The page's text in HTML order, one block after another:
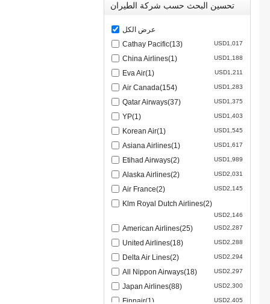
تحسين البحث حسب شركة الطيران
عرض الكل
Cathay Pacific(13)
USD1,017
China Airlines(1) USD1,188
Eva Air(1) USD1,211
Air Canada(154) USD1,283
Qatar Airways(37) USD1,375
YP(1) USD1,403
Korean Air(1) USD1,545
Asiana Airlines(1) USD1,617
Etihad Airways(2) USD1,989
Alaska Airlines(2) USD2,031
Air France(2) USD2,145
Klm Royal Dutch Airlines(2)
USD2,146
American Airlines(25) USD2,287
United Airlines(18) USD2,288
Delta Air Lines(2) USD2,294
All Nippon Airways(18) USD2,297
Japan Airlines(88) USD2,300
Finnair(1) USD2,405